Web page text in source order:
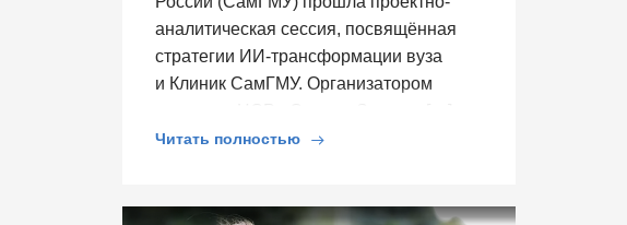
аналитическая сессия, посвящённая
стратегии ИИ-трансформации вуза
и Клиник СамГМУ. Организатором
Читать полностью